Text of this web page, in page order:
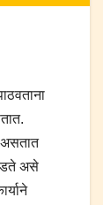
असतात
असे